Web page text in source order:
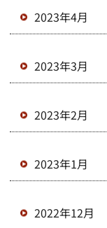
2023年4月
2023年3月
2023年2月
2023年1月
2022年12月